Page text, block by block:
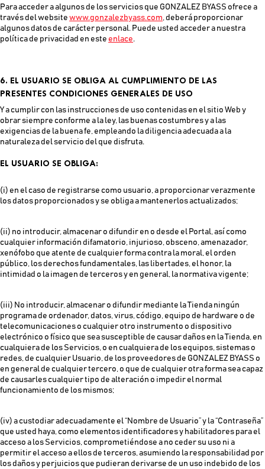
Para acceder a algunos de los servicios que GONZALEZ BYASS ofrece a
través del website www.gonzalezbyass.com, deberá proporcionar
algunos datos de carácter personal. Puede usted acceder a nuestra
política de privacidad en este enlace.
6. EL USUARIO SE OBLIGA AL CUMPLIMIENTO DE LAS
PRESENTES CONDICIONES GENERALES DE USO
Y a cumplir con las instrucciones de uso contenidas en el sitio Web y
obrar siempre conforme a la ley, las buenas costumbres y a las
exigencias de la buena fe, empleando la diligencia adecuada a la
naturaleza del servicio del que disfruta.
EL USUARIO SE OBLIGA:
(i) en el caso de registrarse como usuario, a proporcionar verazmente
los datos proporcionados y se obliga a mantenerlos actualizados;
(ii) no introducir, almacenar o difundir en o desde el Portal, así como
cualquier información difamatorio, injurioso, obsceno, amenazador,
xenófobo que atente de cualquier forma contra la moral, el orden
público, los derechos fundamentales, las libertades, el honor, la
intimidad o la imagen de terceros y en general, la normativa vigente;
(iii) No introducir, almacenar o difundir mediante la Tienda ningún
programa de ordenador, datos, virus, código, equipo de hardware o de
telecomunicaciones o cualquier otro instrumento o dispositivo
electrónico o físico que sea susceptible de causar daños en la Tienda, en
cualquiera de los Servicios, o en cualquiera de los equipos, sistemas o
redes, de cualquier Usuario, de los proveedores de GONZALEZ BYASS o
en general de cualquier tercero, o que de cualquier otra forma sea capaz
de causarles cualquier tipo de alteración o impedir el normal
funcionamiento de los mismos;
(iv) a custodiar adecuadamente el “Nombre de Usuario” y la “Contraseña”
que usted haya, como elementos identificadores y habilitadores para el
acceso a los Servicios, comprometiéndose a no ceder su uso ni a
permitir el acceso a ellos de terceros, asumiendo la responsabilidad por
los daños y perjuicios que pudieran derivarse de un uso indebido de los